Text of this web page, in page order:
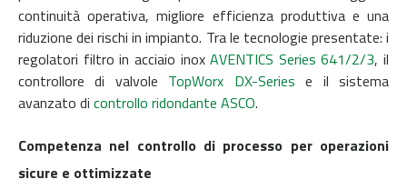
continuità operativa, migliore efficienza produttiva e una
riduzione dei rischi in impianto. Tra le tecnologie presentate: i
regolatori filtro in acciaio inoxAVENTICS Series 641/2/3, il
controllore di valvole TopWorx DX-Series e il sistema
avanzato di controllo ridondante ASCO.
Competenza nel controllo di processo per operazioni
sicure e ottimizzate